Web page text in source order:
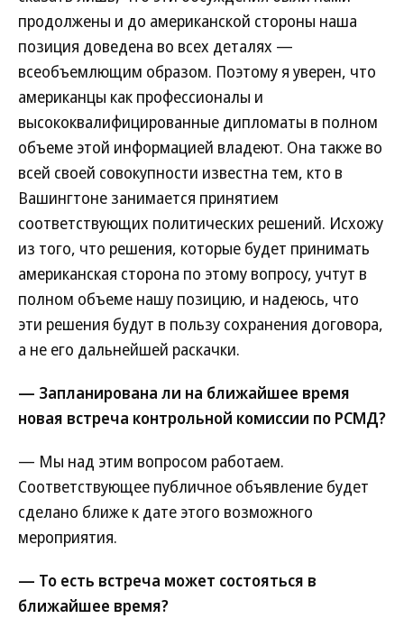
продолжены и до американской стороны наша
позиция доведена во всех деталях —
всеобъемлющим образом. Поэтому я уверен, что
американцы как профессионалы и
высококвалифицированные дипломаты в полном
объеме этой информацией владеют. Она также во
всей своей совокупности известна тем, кто в
Вашингтоне занимается принятием
соответствующих политических решений. Исхожу
из того, что решения, которые будет принимать
американская сторона по этому вопросу, учтут в
полном объеме нашу позицию, и надеюсь, что
эти решения будут в пользу сохранения договора,
а не его дальнейшей раскачки.
— Запланирована ли на ближайшее время
новая встреча контрольной комиссии по РСМД?
— Мы над этим вопросом работаем.
Соответствующее публичное объявление будет
сделано ближе к дате этого возможного
мероприятия.
— То есть встреча может состояться в
ближайшее время?